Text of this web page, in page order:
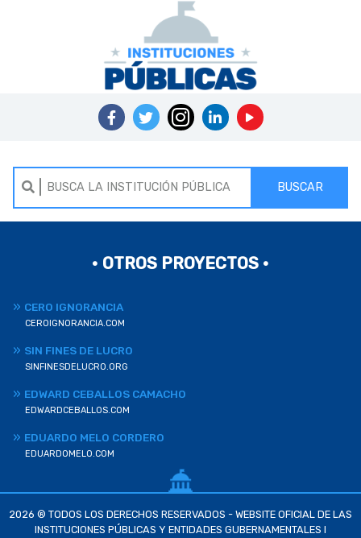
BUSCAR
• OTROS PROYECTOS •
CERO IGNORANCIA
CEROIGNORANCIA.COM
SIN FINES DE LUCRO
SINFINESDELUCRO.ORG
EDWARD CEBALLOS CAMACHO
EDWARDCEBALLOS.COM
EDUARDO MELO CORDERO
EDUARDOMELO.COM
2026 ® TODOS LOS DERECHOS RESERVADOS - WEBSITE OFICIAL DE LAS
INSTITUCIONES PÚBLICAS Y ENTIDADES GUBERNAMENTALES I